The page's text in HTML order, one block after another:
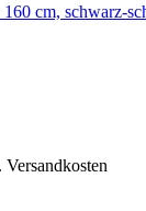
cm, schwarz-